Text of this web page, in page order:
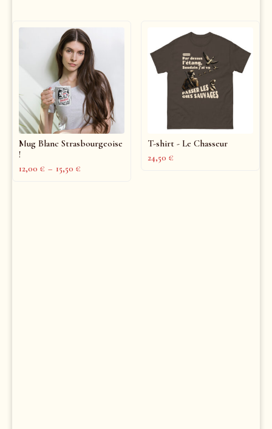
Mug Blanc Strasbourgeoise
!
12,00 € – 15,50 €
T-shirt - Le Chasseur
24,50 €